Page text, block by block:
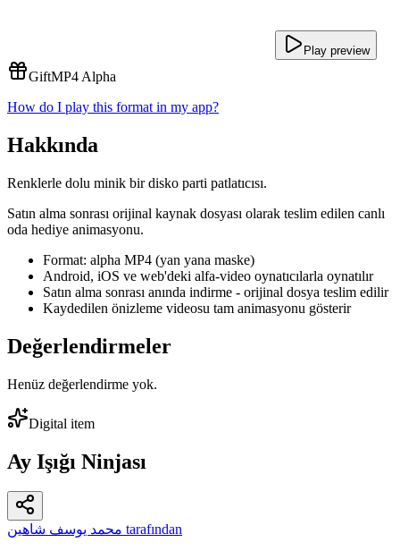
Play preview
GiftMP4 Alpha
How do I play this format in my app?
Hakkında
Renklerle dolu minik bir disko parti patlatıcısı.
Satın alma sonrası orijinal kaynak dosyası olarak teslim edilen canlı
oda hediye animasyonu.
Format: alpha MP4 (yan yana maske)
Android, iOS ve web'deki alfa-video oynatıcılarla oynatılır
Satın alma sonrası anında indirme - orijinal dosya teslim edilir
Kaydedilen önizleme videosu tam animasyonu gösterir
Değerlendirmeler
Henüz değerlendirme yok.
Digital item
Ay Işığı Ninjası
محمد يوسف شاهين tarafından